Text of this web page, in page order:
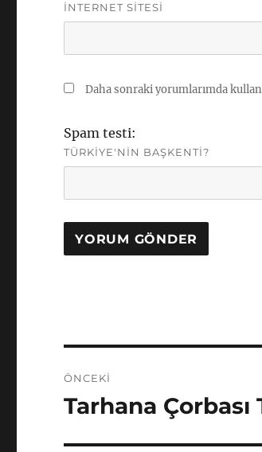
İNTERNET SITESI
Daha sonraki yorumlarımda
Spam testi:
TÜRKIYE'NIN BAŞKENTI?
gezinmesi
ÖNCEKI
Önceki
Tarhana Çorbası